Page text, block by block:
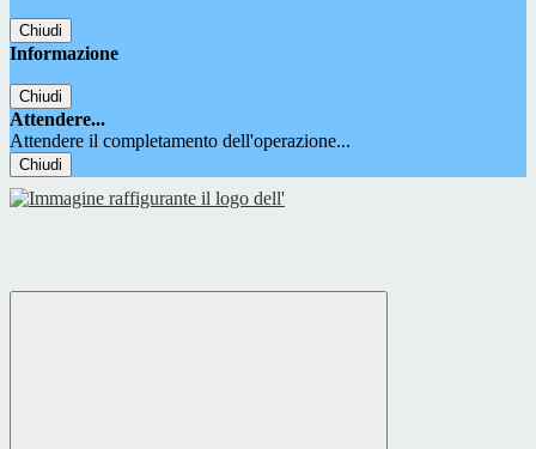
Chiudi
Informazione
Chiudi
Attendere...
Attendere il completamento dell'operazione...
Chiudi